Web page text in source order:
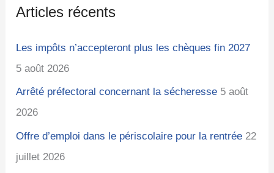
e
c
h
e
r
:
Articles récents
Les impôts n’accepteront plus les chèques fin 2027
5 août 2026
Arrêté préfectoral concernant la sécheresse 5 août
2026
Offre d’emploi dans le périscolaire pour la rentrée 22
juillet 2026
r
i
e
e
s